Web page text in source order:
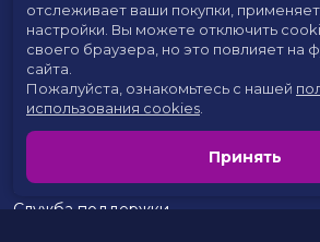
Расписание
Скоро в кино
Новости и акции
Служба поддержки
отслеживает ваши покупки,
настройки. Вы можете отключить
своего браузера, но это повлияет на
сайта.
Пожалуйста, ознакомьтесь с нашей
использования cookies
Принять